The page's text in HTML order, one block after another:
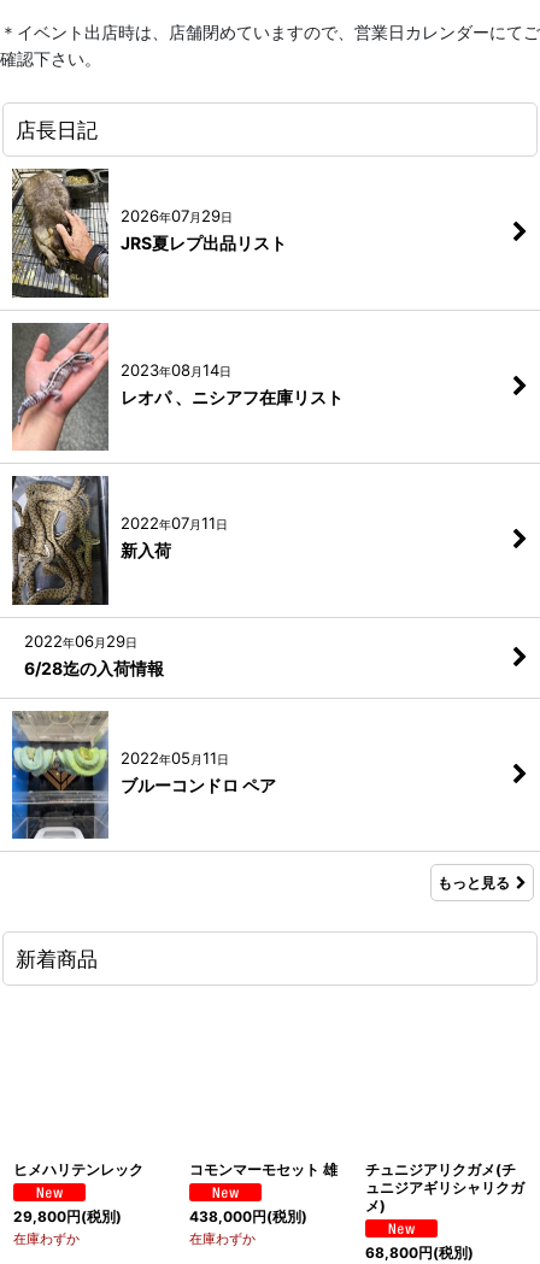
＊イベント出店時は、店舗閉めていますので、営業日カレンダーにてご
確認下さい。
店長日記
2026年07月 29日
JRS夏レプ出品リスト
2023年08月14日
レオパ 、ニシアフ在庫リスト
2022年07月11日
新入荷
2022年06月 29日
6/28迄の入荷情報
2022年05 月11日
ブルーコンドロ ペア
もっと見る
新着商品
ヒメハリテンレック
29,800円(税別)
在庫わずか
コモンマーモセット 雄
438,000円(税別)
在庫わずか
チュニジアリクガメ(チ
ュニジアギリシャリクガ
メ)
68,800円(税別)